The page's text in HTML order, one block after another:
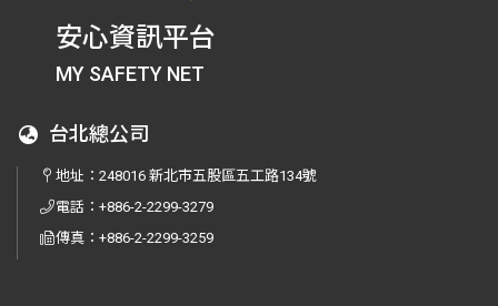
安心資訊平台
MY SAFETY NET
台北總公司
地址：248016 新北市五股區五工路134號
電話：+886-2-2299-3279
傳真：+886-2-2299-3259